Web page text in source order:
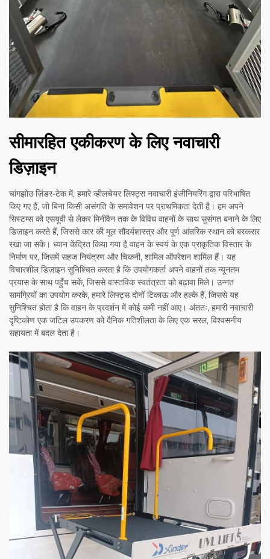
सीमारहित एकीकरण के लिए नवाचारी
डिज़ाइन
चांगझोउ ज़िंडर-टेक में, हमारे व्हीलचेयर लिफ्ट्स नवाचारी इंजीनियरिंग द्वारा परिभाषित
किए गए हैं, जो बिना किसी असंगति के समावेशन पर प्राथमिकता देती है। हम अपने
सिस्टम्स को एसयूवी से लेकर मिनीवैन तक के विविध वाहनों के साथ सुसंगत बनाने के लिए
डिज़ाइन करते हैं, जिससे कार की मूल सौंदर्यशास्त्र और पूर्ण आंतरिक स्थान को बरकरार
रखा जा सके। ध्यान केंद्रित किया गया है वाहन के स्वयं के एक प्राकृतिक विस्तार के
निर्माण पर, जिसमें सहज नियंत्रण और चिकनी, शामिल ऑपरेशन शामिल हैं। यह
विचारशील डिज़ाइन सुनिश्चित करता है कि उपयोगकर्ता अपने वाहनों तक न्यूनतम
प्रयास के साथ पहुँच सकें, जिससे वास्तविक स्वतंत्रता को बढ़ावा मिले। उन्नत
सामग्रियों का उपयोग करके, हमारे लिफ्ट्स दोनों टिकाऊ और हल्के हैं, जिससे यह
सुनिश्चित होता है कि वाहन के प्रदर्शन में कोई कमी नहीं आए। अंततः, हमारी नवाचारी
दृष्टिकोण एक जटिल उपकरण को दैनिक गतिशीलता के लिए एक सरल, विश्वसनीय
सहायता में बदल देता है।